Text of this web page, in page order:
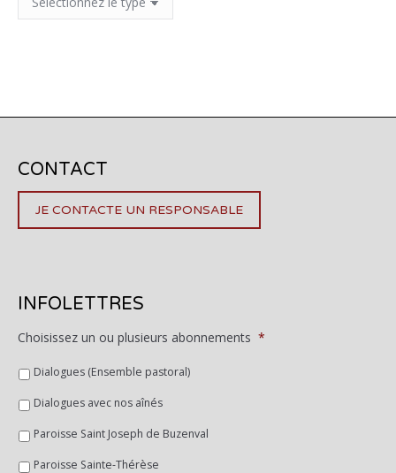
CONTACT
JE CONTACTE UN RESPONSABLE
INFOLETTRES
Choisissez un ou plusieurs abonnements *
Dialogues (Ensemble pastoral)
Dialogues avec nos aînés
Paroisse Saint Joseph de Buzenval
Paroisse Sainte-Thérèse